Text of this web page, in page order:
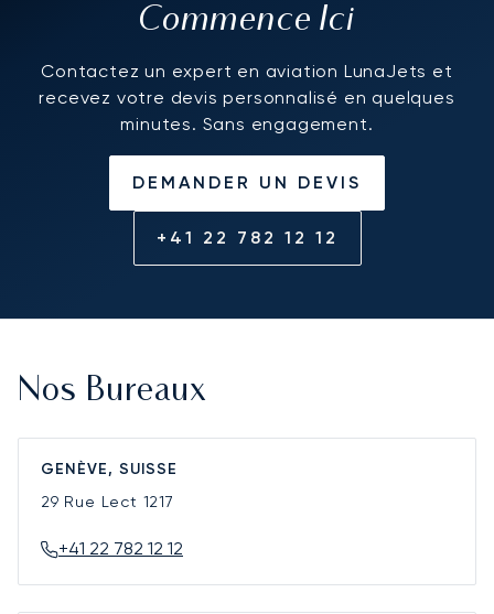
Commence Ici
Contactez un expert en aviation LunaJets et
recevez votre devis personnalisé en quelques
minutes. Sans engagement.
DEMANDER UN DEVIS
+41 22 782 12 12
Nos Bureaux
GENÈVE, SUISSE
29 Rue Lect 1217
+41 22 782 12 12